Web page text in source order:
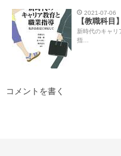
2021-07-06
【教職科
新時代のキャリ
指…
コメントを書く